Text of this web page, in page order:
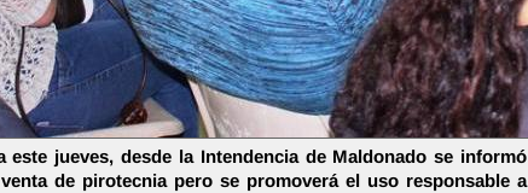
este jueves, desde la Intendencia de Maldonado se informó
de pirotecnia pero se promoverá el uso responsable a